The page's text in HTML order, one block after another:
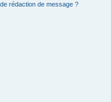
rédaction de message ?